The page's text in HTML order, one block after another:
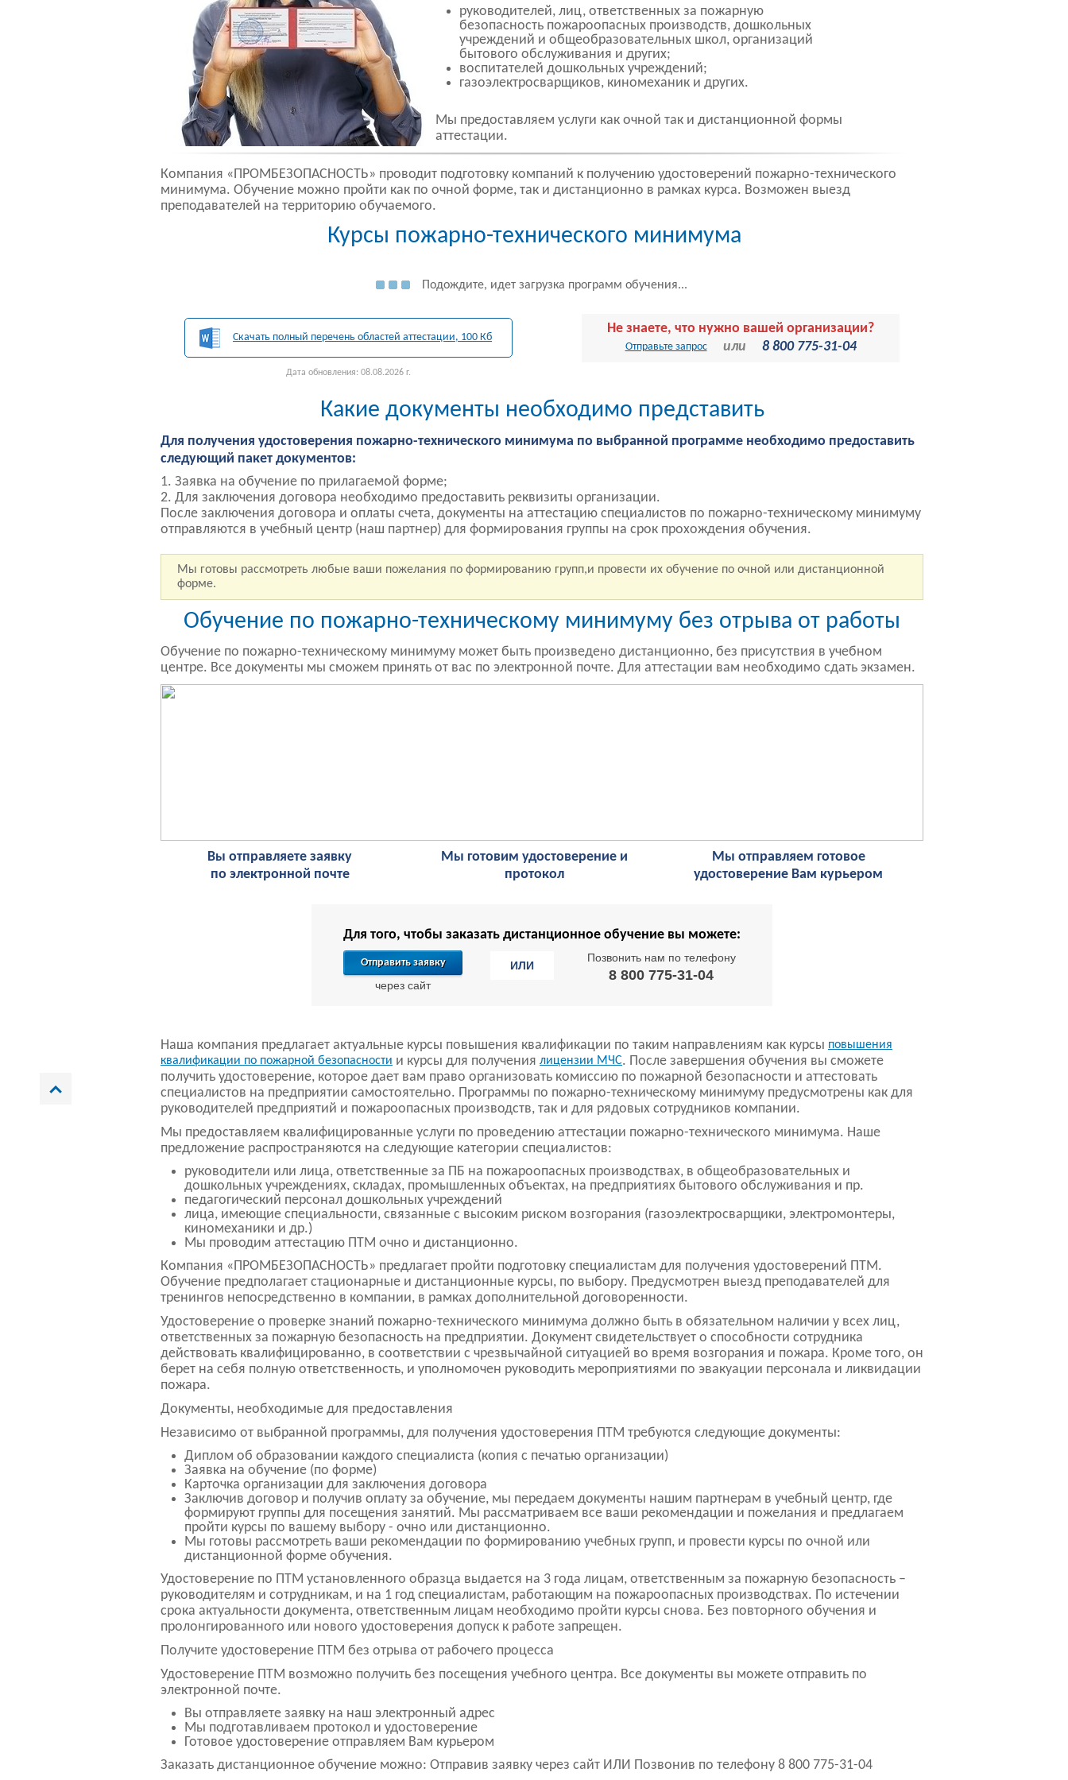
руководителей, лиц, ответственных за пожарную
безопасность пожароопасных производств, дошкольных
учреждений и общеобразовательных школ, организаций
бытового обслуживания и других;
воспитателей дошкольных учреждений;
газоэлектросварщиков, киномеханик и других.
Мы предоставляем услуги как очной так и дистанционной формы
аттестации.
Компания «ПРОМБЕЗОПАСНОСТЬ» проводит подготовку компаний к получению удостоверений пожарно-технического
минимума. Обучение можно пройти как по очной форме, так и дистанционно в рамках курса. Возможен выезд
преподавателей на территорию обучаемого.
Курсы пожарно-технического минимума
Подождите, идет загрузка программ обучения...
Скачать полный перечень областей аттестации, 100 Кб
Дата обновления: 08.08.2026 г.
Не знаете, что нужно вашей организации?
Отправьте запрос или 8 800 775-31-04
Какие документы необходимо представить
Для получения удостоверения пожарно-технического минимума по выбранной программе необходимо предоставить
следующий пакет документов:
Заявка на обучение по прилагаемой форме;
Для заключения договора необходимо предоставить реквизиты организации.
После заключения договора и оплаты счета, документы на аттестацию специалистов по пожарно-техническому минимуму
отправляются в учебный центр (наш партнер) для формирования группы на срок прохождения обучения.
Мы готовы рассмотреть любые ваши пожелания по формированию групп,и провести их обучение по очной или дистанционной
форме.
Обучение по пожарно-техническому минимуму без отрыва от работы
Обучение по пожарно-техническому минимуму может быть произведено дистанционно, без присутствия в учебном
центре. Все документы мы сможем принять от вас по электронной почте. Для аттестации вам необходимо сдать экзамен.
Вы отправляете заявку
по электронной почте
Мы готовим удостоверение и
протокол
Мы отправляем готовое
удостоверение Вам курьером
Для того, чтобы заказать дистанционное обучение вы можете:
Отправить заявку
через сайт
ИЛИ
Позвонить нам по телефону
8 800 775-31-04
Наша компания предлагает актуальные курсы повышения квалификации по таким направлениям как курсы повышения
квалификации по пожарной безопасности и курсы для получения лицензии МЧС. После завершения обучения вы сможете
получить удостоверение, которое дает вам право организовать комиссию по пожарной безопасности и аттестовать
специалистов на предприятии самостоятельно. Программы по пожарно-техническому минимуму предусмотрены как для
руководителей предприятий и пожароопасных производств, так и для рядовых сотрудников компании.
Мы предоставляем квалифицированные услуги по проведению аттестации пожарно-технического минимума. Наше
предложение распространяются на следующие категории специалистов:
руководители или лица, ответственные за ПБ на пожароопасных производствах, в общеобразовательных и
дошкольных учреждениях, складах, промышленных объектах, на предприятиях бытового обслуживания и пр.
педагогический персонал дошкольных учреждений
лица, имеющие специальности, связанные с высоким риском возгорания (газоэлектросварщики, электромонтеры,
киномеханики и др.)
Мы проводим аттестацию ПТМ очно и дистанционно.
Компания «ПРОМБЕЗОПАСНОСТЬ» предлагает пройти подготовку специалистам для получения удостоверений ПТМ.
Обучение предполагает стационарные и дистанционные курсы, по выбору. Предусмотрен выезд преподавателей для
тренингов непосредственно в компании, в рамках дополнительной договоренности.
Удостоверение о проверке знаний пожарно-технического минимума должно быть в обязательном наличии у всех лиц,
ответственных за пожарную безопасность на предприятии. Документ свидетельствует о способности сотрудника
действовать квалифицированно, в соответствии с чрезвычайной ситуацией во время возгорания и пожара. Кроме того, он
берет на себя полную ответственность, и уполномочен руководить мероприятиями по эвакуации персонала и ликвидации
пожара.
Документы, необходимые для предоставления
Независимо от выбранной программы, для получения удостоверения ПТМ требуются следующие документы:
Диплом об образовании каждого специалиста (копия с печатью организации)
Заявка на обучение (по форме)
Карточка организации для заключения договора
Заключив договор и получив оплату за обучение, мы передаем документы нашим партнерам в учебный центр, где
формируют группы для посещения занятий. Мы рассматриваем все ваши рекомендации и пожелания и предлагаем
пройти курсы по вашему выбору - очно или дистанционно.
Мы готовы рассмотреть ваши рекомендации по формированию учебных групп, и провести курсы по очной или
дистанционной форме обучения.
Удостоверение по ПТМ установленного образца выдается на 3 года лицам, ответственным за пожарную безопасность –
руководителям и сотрудникам, и на 1 год специалистам, работающим на пожароопасных производствах. По истечении
срока актуальности документа, ответственным лицам необходимо пройти курсы снова. Без повторного обучения и
пролонгированного или нового удостоверения допуск к работе запрещен.
Получите удостоверение ПТМ без отрыва от рабочего процесса
Удостоверение ПТМ возможно получить без посещения учебного центра. Все документы вы можете отправить по
электронной почте.
Вы отправляете заявку на наш электронный адрес
Мы подготавливаем протокол и удостоверение
Готовое удостоверение отправляем Вам курьером
Заказать дистанционное обучение можно: Отправив заявку через сайт ИЛИ Позвонив по телефону 8 800 775-31-04